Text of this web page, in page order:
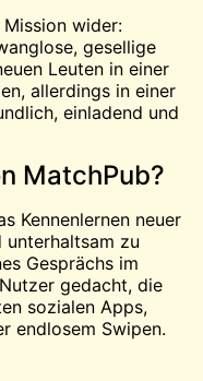
wider:
gesellige
Leuten in einer
allerdings in einer
einladend und
MatchPub?
Kennenlernen neuer
unterhaltsam zu
Gesprächs im
gedacht, die
sozialen Apps,
endlosem Swipen.